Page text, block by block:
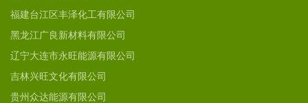
福建台江区丰泽化工有限公司
黑龙江广良新材料有限公司
辽宁大连市永旺能源有限公司
吉林兴旺文化有限公司
贵州众达能源有限公司